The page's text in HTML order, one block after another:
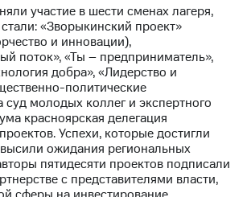
участие в шести сменах лагеря,
«Зворыкинский проект»
и инновации),
поток», «Ты – предприниматель»,
добра», «Лидерство и
политические
суд молодых коллег и экспертного
красноярская делегация
Успехи, которые достигли
ожидания региональных
пятидесяти проектов подписали
с представителями власти,